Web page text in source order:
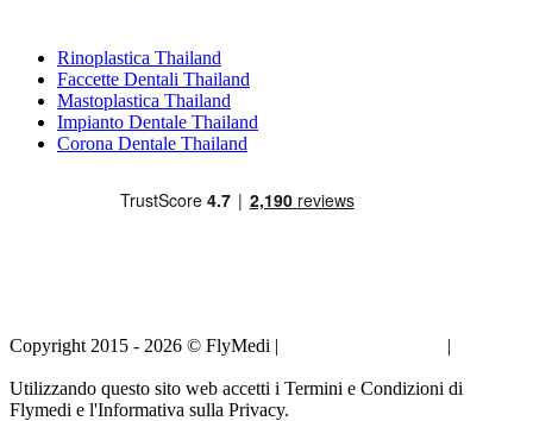
Rinoplastica Thailand
Faccette Dentali Thailand
Mastoplastica Thailand
Impianto Dentale Thailand
Corona Dentale Thailand
Copyright 2015 - 2026 © FlyMedi |
|
Utilizzando questo sito web accetti i Termini e Condizioni di
Flymedi e l'Informativa sulla Privacy.